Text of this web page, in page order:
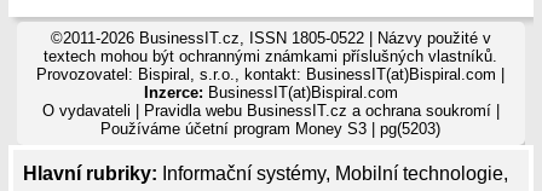
Hlavní rubriky: Informační systémy, Mobilní technologie,
©2011-2026 BusinessIT.cz, ISSN 1805-0522 | Názvy použité v
textech mohou být ochrannými známkami příslušných vlastníků.
Provozovatel: Bispiral, s.r.o., kontakt: BusinessIT(at)Bispiral.com |
Inzerce: BusinessIT(at)Bispiral.com
O vydavateli
Pravidla webu BusinessIT.cz a ochrana soukromí|
Používámeúčetní program Money S3 | pg(5203)